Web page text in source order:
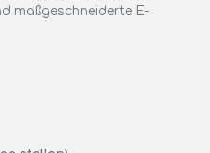
maßgeschneiderte E-